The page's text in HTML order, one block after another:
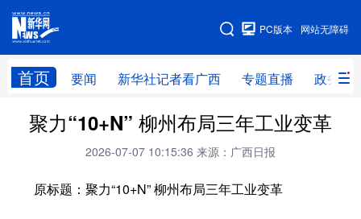
网站无障碍
PC版本
首页 要闻 新华社记者看广西 专题直播 政务信
网站地图
广西频道
新华社记者 专题直播
图片新闻 壮美广西
聚力“10+N” 柳州布局三年工业变革
2026-07-07 10:15:36 来源：广西日报
原标题：聚力“10+N” 柳州布局三年工业变革